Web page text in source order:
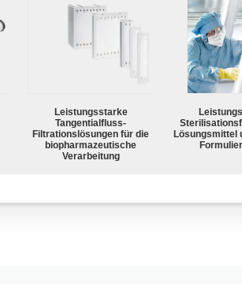
Leistungsstarke
Tangentialfluss-
Filtrationslösungen für die
biopharmazeutische
Verarbeitung
Lösungsmittel